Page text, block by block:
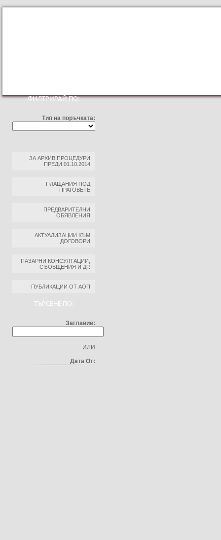
ФИЛТРИРАЙ ПО:
Тип на поръчката:
ЗА АРХИВ ПРОЦЕДУРИ
ПРЕДИ 01.10.2014
ПЛАЩАНИЯ ПОД
ПРАГОВЕТЕ
ПРЕДВАРИТЕЛНИ
ОБЯВЛЕНИЯ
АКТУАЛИЗАЦИИ КЪМ
ДОГОВОРИ
ПАЗАРНИ КОНСУЛТАЦИИ,
СЪОБЩЕНИЯ И ДР.
ПУБЛИКАЦИИ ОТ АОП
ТЪРСЕНЕ ПО:
Заглавие:
ИЛИ
Дата От: